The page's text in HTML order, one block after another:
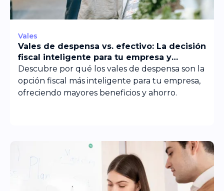
Vales
Vales de despensa vs. efectivo: La decisión
fiscal inteligente para tu empresa y
colaboradores
Descubre por qué los vales de despensa son la
opción fiscal más inteligente para tu empresa,
ofreciendo mayores beneficios y ahorro.